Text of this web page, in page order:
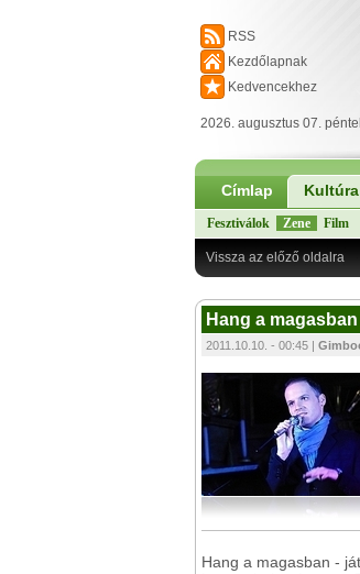
RSS
Kezdőlapnak
Kedvencekhez
2026. augusztus 07.
Címlap Kultúra
Fesztiválok Zene Film
Vissza az előző oldalra
Hang a
2011.10.10. - 00:45 |
Hang a magasban -